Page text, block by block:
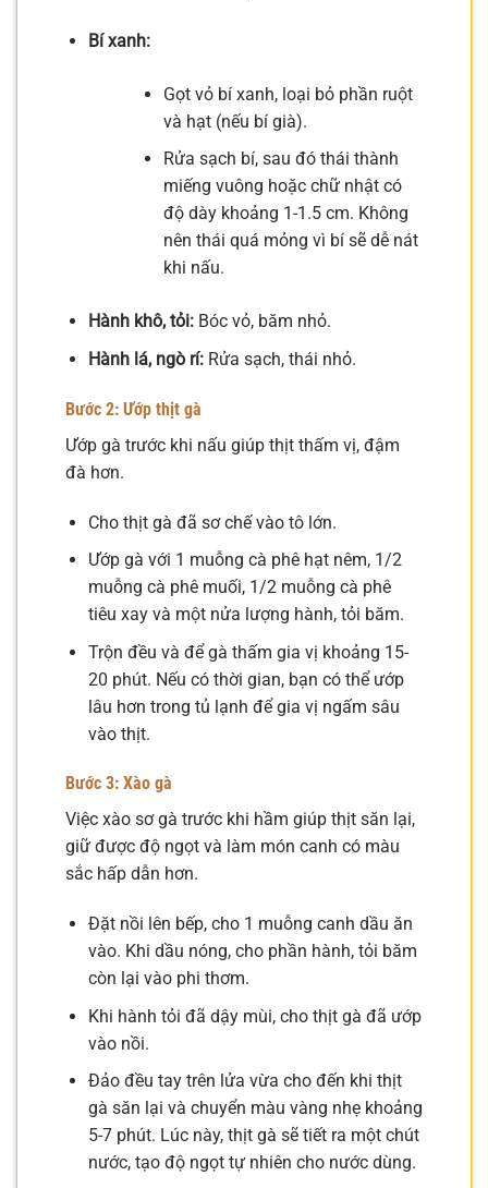
Bí xanh:
Gọt vỏ bí xanh, loại bỏ phần ruột
và hạt (nếu bí già).
Rửa sạch bí, sau đó thái thành
miếng vuông hoặc chữ nhật có
độ dày khoảng 1-1.5 cm. Không
nên thái quá mỏng vì bí sẽ dễ nát
khi nấu.
Hành khô, tỏi:Bóc vỏ, băm nhỏ.
Hành lá, ngò rí:Rửa sạch, thái nhỏ.
Bước 2: Ướp thịt gà
Ướp gà trước khi nấu giúp thịt thấm vị, đậm
đà hơn.
Cho thịt gà đã sơ chế vào tô lớn.
Ướp gà với 1 muỗng cà phê hạt nêm, 1/2
muỗng cà phê muối, 1/2 muỗng cà phê
tiêu xay và một nửa lượng hành, tỏi băm.
Trộn đều và để gà thấm gia vị khoảng 15-
20 phút. Nếu có thời gian, bạn có thể ướp
lâu hơn trong tủ lạnh để gia vị ngấm sâu
vào thịt.
Bước 3: Xào gà
Việc xào sơ gà trước khi hầm giúp thịt săn lại,
giữ được độ ngọt và làm món canh có màu
sắc hấp dẫn hơn.
Đặt nồi lên bếp, cho 1 muỗng canh dầu ăn
vào. Khi dầu nóng, cho phần hành, tỏi băm
còn lại vào phi thơm.
Khi hành tỏi đã dậy mùi, cho thịt gà đã ướp
vào nồi.
Đảo đều tay trên lửa vừa cho đến khi thịt
gà săn lại và chuyển màu vàng nhẹ khoảng
5-7 phút. Lúc này, thịt gà sẽ tiết ra một chút
nước, tạo độ ngọt tự nhiên cho nước dùng.